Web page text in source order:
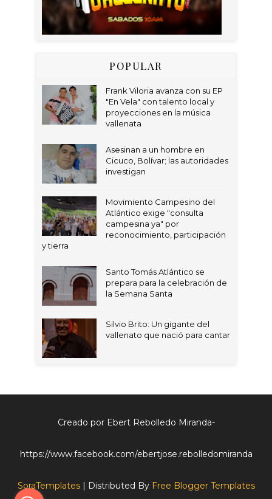
POPULAR
Frank Viloria avanza con su EP
"En Vela" con talento local y
proyecciones en la música
vallenata
Asesinan a un hombre en
Cicuco, Bolívar; las autoridades
investigan
Movimiento Campesino del
Atlántico exige "consulta
campesina ya" por
reconocimiento, participación
y tierra
Santo Tomás Atlántico se
prepara para la celebración de
la Semana Santa
Silvio Brito: Un gigante del
vallenato que nació para cantar
Creado por Ebert Rebolledo Miranda-
https://www.facebook.com/ebertjose.rebolledomiranda
SoraTemplates| Distributed By Free Blogger Templates